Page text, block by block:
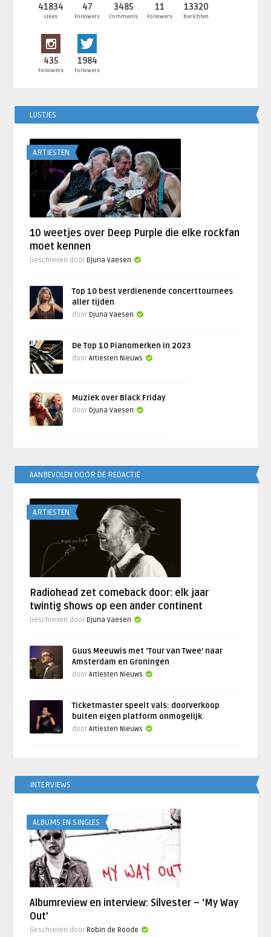
41834
Likes
47
Followers
3485
Comments
11
Followers
13320
Berichten
435
Followers
1984
Followers
LIJSTJES
ARTIESTEN
10 weetjes over Deep Purple die elke rockfan
moet kennen
Geschreven door Djuna Vaesen
Top 10 best verdienende concerttournees
aller tijden
door Djuna Vaesen
De Top 10 Pianomerken in 2023
doorArtiesten Nieuws
Muziek over Black Friday
door Djuna Vaesen
AANBEVOLEN DOOR DE REDACTIE
ARTIESTEN
Radiohead zet comeback door: elk jaar
twintig shows op een ander continent
Geschreven door Djuna Vaesen
Guus Meeuwis met ‘Tour van Twee’ naar
Amsterdam en Groningen
doorArtiesten Nieuws
Ticketmaster speelt vals: doorverkoop
buiten eigen platform onmogelijk
doorArtiesten Nieuws
INTERVIEWS
ALBUMS EN SINGLES
Albumreview en interview: Silvester – ‘My Way
Out’
Geschreven door Robin de Roode